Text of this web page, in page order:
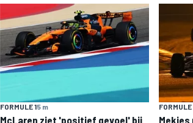
FORMULE 15 m
McLaren ziet 'positief gevoel' bij
FORMULE
Mekies